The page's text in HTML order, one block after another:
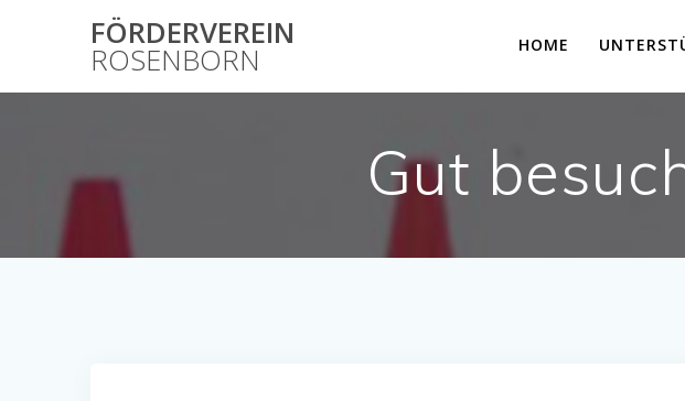
FÖRDERVEREIN
ROSENBORN HOME
Gut